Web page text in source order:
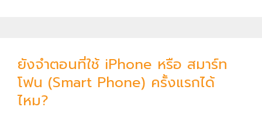
ก็
เ
ยังจำตอนที่ใช้ iPhone หรือ สมาร์ท
โฟน (Smart Phone) ครั้งแรกได้
ไหม?